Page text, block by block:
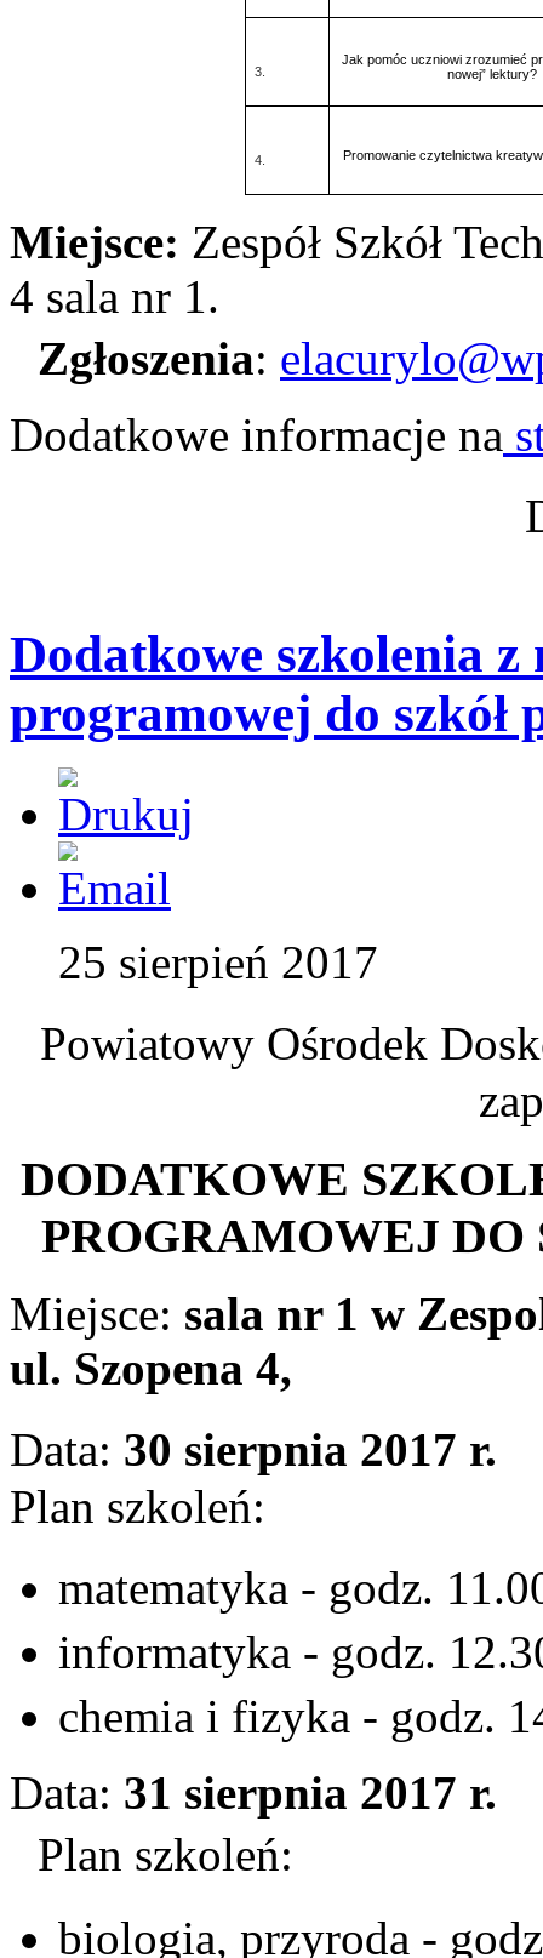
3.
Jak pomóc uczniowi zrozumieć
nowej” lektury?
4. Promowanie czytelnictwa
Miejsce: Zespół Szkół
4 sala nr 1.
Zgłoszenia:
Dodatkowe informacje na
Dodatkowe szkolenia z
programowej do szkół
25 sierpień 2017
Powiatowy Ośrodek
DODATKOWE
PROGRAMOWEJ
Miejsce: sala nr 1 w
ul. Szopena 4,
Data: 30 sierpnia 2017 r.
Plan szkoleń:
matematyka - godz.
informatyka - godz.
chemia i fizyka - godz.
Data: 31 sierpnia 2017 r.
Plan szkoleń:
biologia, przyroda -